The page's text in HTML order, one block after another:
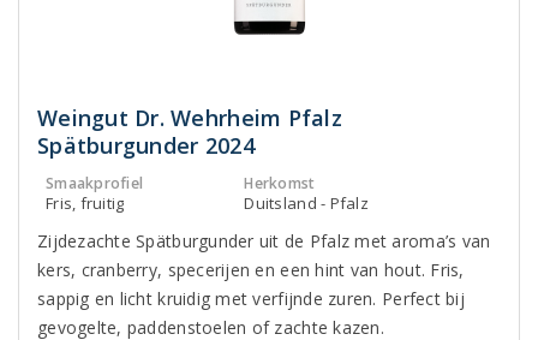
Weingut Dr. Wehrheim Pfalz
Spätburgunder 2024
Smaakprofiel
Fris, fruitig
Herkomst
Duitsland - Pfalz
Zijdezachte Spätburgunder uit de Pfalz met aroma’s van
kers, cranberry, specerijen en een hint van hout. Fris,
sappig en licht kruidig met verfijnde zuren. Perfect bij
gevogelte, paddenstoelen of zachte kazen.